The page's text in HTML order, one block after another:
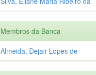
Membros da Banca
Almeida, Dejair Lopes de